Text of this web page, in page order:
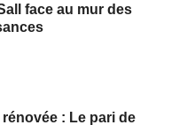
face au mur des
: Le pari de